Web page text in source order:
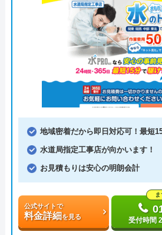
地域密着だから即日対応可！最短
水道局指定工事店が向かいます！
お見積もりは安心の明朗会計
公式サイトで
料金詳細を見る 受付時間